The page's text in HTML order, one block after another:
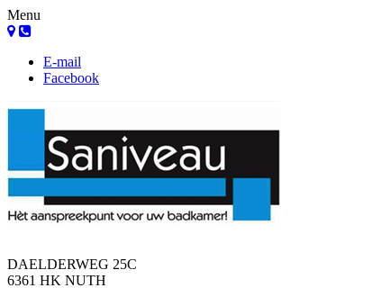
Menu
E-mail
Facebook
DAELDERWEG 25C
6361 HK NUTH